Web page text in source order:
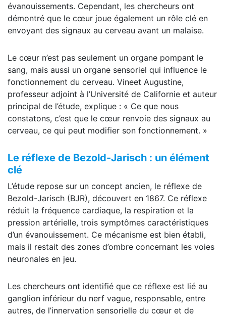
évanouissements. Cependant, les chercheurs ont
démontré que le cœur joue également un rôle clé en
envoyant des signaux au cerveau avant un malaise.
Le cœur n’est pas seulement un organe pompant le
sang, mais aussi un organe sensoriel qui influence le
fonctionnement du cerveau. Vineet Augustine,
professeur adjoint à l’Université de Californie et auteur
principal de l’étude, explique : « Ce que nous
constatons, c’est que le cœur renvoie des signaux au
cerveau, ce qui peut modifier son fonctionnement. »
Le réflexe de Bezold-Jarisch : un élément
clé
L’étude repose sur un concept ancien, le réflexe de
Bezold-Jarisch (BJR), découvert en 1867. Ce réflexe
réduit la fréquence cardiaque, la respiration et la
pression artérielle, trois symptômes caractéristiques
d’un évanouissement. Ce mécanisme est bien établi,
mais il restait des zones d’ombre concernant les voies
neuronales en jeu.
Les chercheurs ont identifié que ce réflexe est lié au
ganglion inférieur du nerf vague, responsable, entre
autres, de l’innervation sensorielle du cœur et de